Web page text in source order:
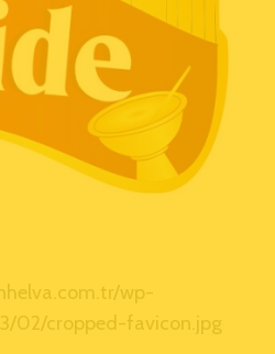
wp-
02/cropped-favicon.jpg